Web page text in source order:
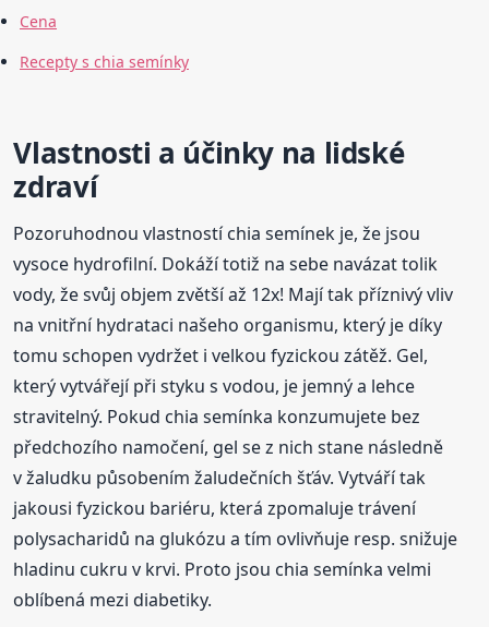
Cena
Recepty s chia semínky
Vlastnosti a účinky na lidské
zdraví
Pozoruhodnou vlastností chia semínek je, že jsou
vysoce hydrofilní. Dokáží totiž na sebe navázat tolik
vody, že svůj objem zvětší až 12x! Mají tak příznivý vliv
na vnitřní hydrataci našeho organismu, který je díky
tomu schopen vydržet i velkou fyzickou zátěž. Gel,
který vytvářejí při styku s vodou, je jemný a lehce
stravitelný. Pokud chia semínka konzumujete bez
předchozího namočení, gel se z nich stane následně
v žaludku působením žaludečních šťáv. Vytváří tak
jakousi fyzickou bariéru, která zpomaluje trávení
polysacharidů na glukózu a tím ovlivňuje resp. snižuje
hladinu cukru v krvi. Proto jsou chia semínka velmi
oblíbená mezi diabetiky.